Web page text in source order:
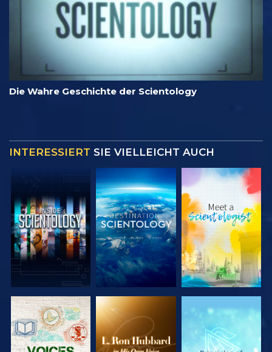
Die Wahre Geschichte der Scientology
INTERESSIERT SIE VIELLEICHT AUCH
SERIE
ENTDECKEN
SERIE
ENTDECKEN
SERIE
ENTDECKEN